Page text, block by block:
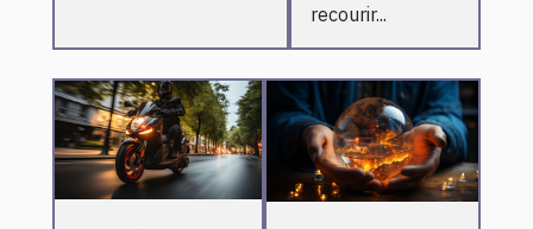
recourir...